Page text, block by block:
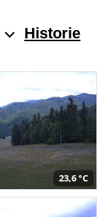
Historie
23,6 °C